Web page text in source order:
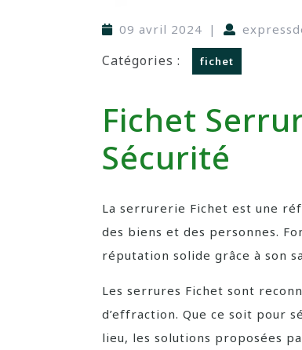
09 avril 2024 |
Catégories : fichet
Fichet
Sécurité
La serrurerie Fichet est une
des biens et des personnes.
réputation solide grâce à son
Les serrures Fichet sont
d’effraction. Que ce soit pour
lieu, les solutions proposées